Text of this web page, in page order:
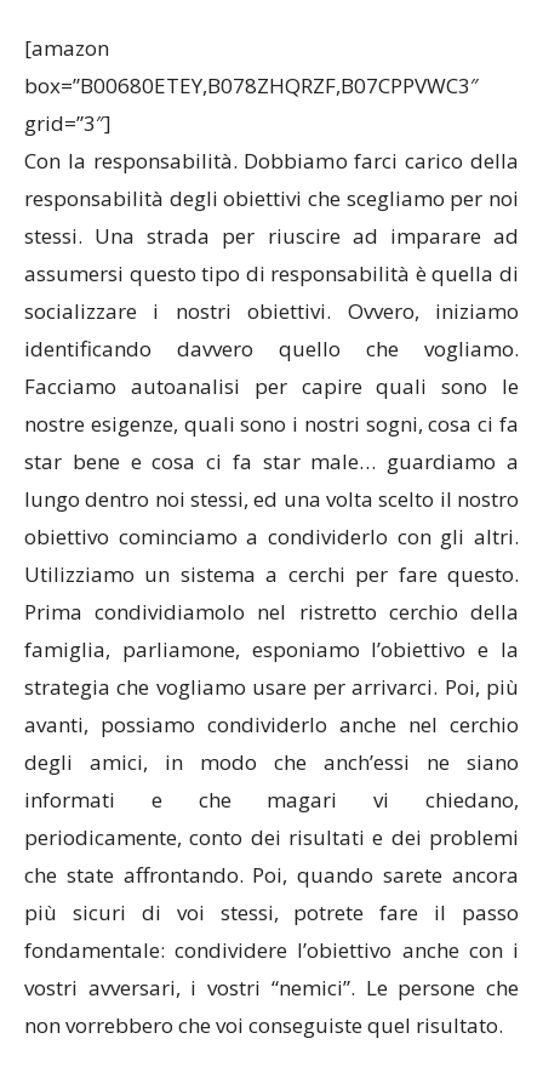
[amazon
box=”B00680ETEY,B078ZHQRZF,B07CPPVWC3″
grid=”3″]
Con la responsabilità. Dobbiamo farci carico della
responsabilità degli obiettivi che scegliamo per noi
stessi. Una strada per riuscire ad imparare ad
assumersi questo tipo di responsabilità è quella di
socializzare i nostri obiettivi. Ovvero, iniziamo
identificando davvero quello che vogliamo.
Facciamo autoanalisi per capire quali sono le
nostre esigenze, quali sono i nostri sogni, cosa ci fa
star bene e cosa ci fa star male… guardiamo a
lungo dentro noi stessi, ed una volta scelto il nostro
obiettivo cominciamo a condividerlo con gli altri.
Utilizziamo un sistema a cerchi per fare questo.
Prima condividiamolo nel ristretto cerchio della
famiglia, parliamone, esponiamo l’obiettivo e la
strategia che vogliamo usare per arrivarci. Poi, più
avanti, possiamo condividerlo anche nel cerchio
degli amici, in modo che anch’essi ne siano
informati e che magari vi chiedano,
periodicamente, conto dei risultati e dei problemi
che state affrontando. Poi, quando sarete ancora
più sicuri di voi stessi, potrete fare il passo
fondamentale: condividere l’obiettivo anche con i
vostri avversari, i vostri “nemici”. Le persone che
non vorrebbero che voi conseguiste quel risultato.